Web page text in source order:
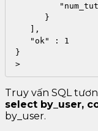
      }
   ],
   "ok" : 1
}
>
Truy vấn SQL
select by_user,
by_user.